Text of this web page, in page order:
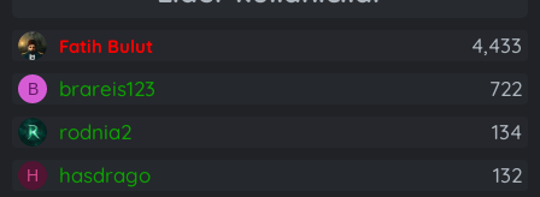
Fatih Bulut 4,433
B brareis123
722
rodnia2
134
H hasdrago 132